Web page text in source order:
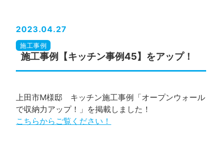
2023.04.27
施工事例
施工事例【キッチン事例45】をアップ！
上田市M様邸 キッチン施工事例「オープンウォール
で収納力アップ！」を掲載しました！
こちらからご覧ください！